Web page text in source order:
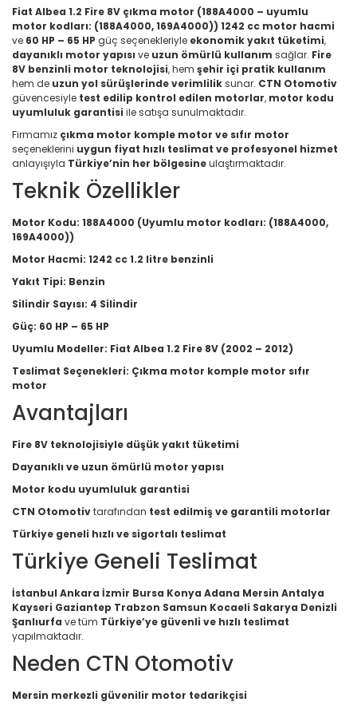
Fiat Albea 1.2 Fire 8V çıkma motor (188A4000 – uyumlu
motor kodları: (188A4000, 169A4000)) 1242 cc motor hacmi
ve 60 HP – 65 HP güç seçenekleriyle ekonomik yakıt tüketimi,
dayanıklı motor yapısı ve uzun ömürlü kullanım sağlar. Fire
8V benzinli motor teknolojisi, hem şehir içi pratik kullanım
hem de uzun yol sürüşlerinde verimliliksunar. CTN Otomotiv
güvencesiyle test edilip kontrol edilen motorlar, motor kodu
uyumluluk garantisi ile satışa sunulmaktadır.
Firmamız çıkma motor komple motor ve sıfır motor
seçeneklerini uygun fiyat hızlı teslimat ve profesyonel hizmet
anlayışıyla Türkiye’nin her bölgesineulaştırmaktadır.
Teknik Özellikler
Motor Kodu: 188A4000 (Uyumlu motor kodları: (188A4000,
169A4000))
Motor Hacmi: 1242 cc 1.2 litre benzinli
Yakıt Tipi: Benzin
Silindir Sayısı: 4 Silindir
Güç: 60 HP – 65 HP
Uyumlu Modeller: Fiat Albea 1.2 Fire 8V (2002 – 2012)
Teslimat Seçenekleri: Çıkma motor komple motor sıfır
motor
Avantajları
Fire 8V teknolojisiyle düşük yakıt tüketimi
Dayanıklı ve uzun ömürlü motor yapısı
Motor kodu uyumluluk garantisi
CTN Otomotivtarafından test edilmiş ve garantili motorlar
Türkiye geneli hızlı ve sigortalı teslimat
Türkiye Geneli Teslimat
İstanbul Ankara İzmir Bursa Konya Adana Mersin Antalya
Kayseri Gaziantep Trabzon Samsun Kocaeli Sakarya Denizli
Şanlıurfa ve tüm Türkiye’ye güvenli ve hızlı teslimat
yapılmaktadır.
Neden CTN Otomotiv
Mersin merkezli güvenilir motor tedarikçisi